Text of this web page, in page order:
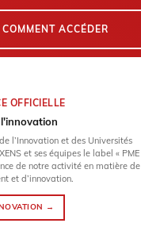
COMMENT ACCÉDER
OFFICIELLE
l’Innovation et des Universités
et ses équipes le label « PME
de notre activité en matière de
et d’innovation.
→